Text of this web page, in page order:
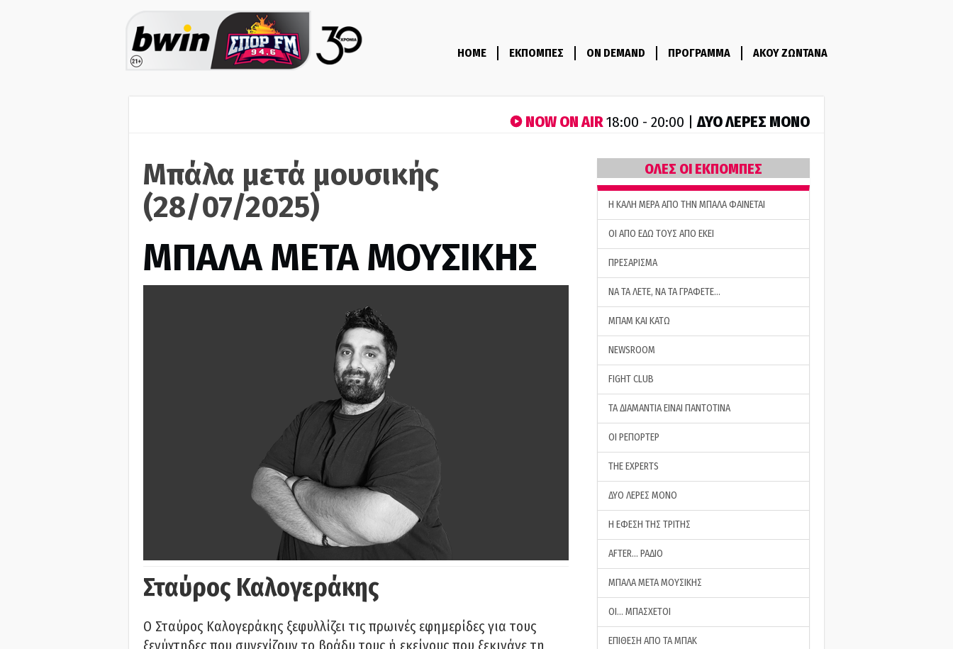
HOME ΕΚΠΟΜΠΕΣ ON DEMAND ΠΡΟΓΡΑΜΜΑ ΑΚΟΥ ΖΩΝΤΑΝΑ
NOW ON AIR18:00 - 20:00 |ΔΥΟ ΛΕΡΕΣ ΜΟΝΟ
Μπάλα μετά μουσικής
(28/07/2025)
ΜΠΑΛΑ ΜΕΤΑ ΜΟΥΣΙΚΗΣ
Σταύρος Καλογεράκης
Ο Σταύρος Καλογεράκης ξεφυλλίζει τις πρωινές εφημερίδες για τους
ΟΛΕΣ ΟΙ ΕΚΠΟΜΠΕΣ
H ΚΑΛΗ ΜΕΡΑ ΑΠΟ ΤΗΝ ΜΠΑΛΑ ΦΑΙΝΕΤΑΙ
ΟΙ ΑΠΟ ΕΔΩ ΤΟΥΣ ΑΠΟ ΕΚΕΙ
ΠΡΕΣΑΡΙΣΜΑ
ΝΑ ΤΑ ΛΕΤΕ, ΝΑ ΤΑ ΓΡΑΦΕΤΕ…
ΜΠΑΜ ΚΑΙ ΚΑΤΩ
NEWSROOM
FIGHT CLUB
ΤΑ ΔΙΑΜΑΝΤΙΑ ΕΙΝΑΙ ΠΑΝΤΟΤΙΝΑ
ΟΙ ΡΕΠΟΡΤΕΡ
THE EXPERTS
ΔΥΟ ΛΕΡΕΣ ΜΟΝΟ
Η ΕΦΕΣΗ ΤΗΣ ΤΡΙΤΗΣ
AFTER… ΡΑΔΙΟ
ΜΠΑΛΑ ΜΕΤΑ ΜΟΥΣΙΚΗΣ
ΟΙ… ΜΠΑΣΧΕΤΟΙ
ΕΠΙΘΕΣΗ ΑΠΟ ΤΑ ΜΠΑΚ